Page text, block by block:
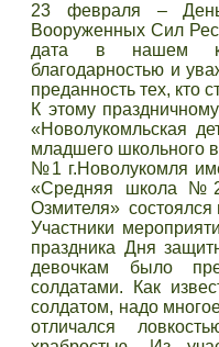
23 февраля –
Вооруженных Сил
дата в нашем
благодарностью и
преданность тех, кто
К этому
«Новолукомльская
младшего школьного
№1 г.Новолукомля
«Средняя школа
Озмителя» состоялся
Участники
праздника Дня
девочкам было
солдатами. Как
солдатом, надо
отличался